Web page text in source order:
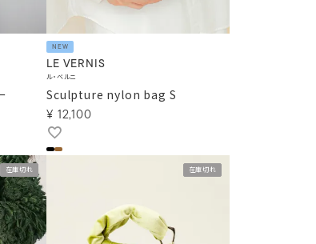
NEW
LE VERNIS
ル・ベルニ
Sculpture nylon bag S
¥ 12,100
在庫切れ 在庫切れ